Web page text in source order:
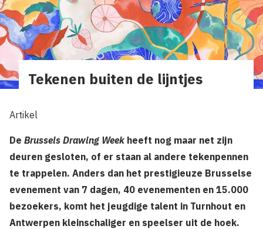
Tekenen buiten de lijntjes
Artikel
De Brussels Drawing Week heeft nog maar net zijn
deuren gesloten, of er staan al andere tekenpennen
te trappelen. Anders dan het prestigieuze Brusselse
evenement van 7 dagen, 40 evenementen en 15.000
bezoekers, komt het jeugdige talent in Turnhout en
Antwerpen kleinschaliger en speelser uit de hoek.